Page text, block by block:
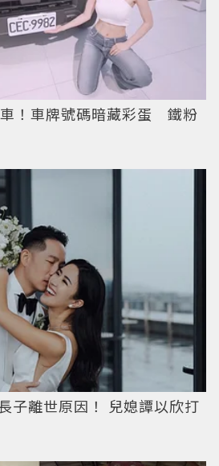
！車牌號碼暗藏彩蛋 鐵粉
子離世原因！ 兒媳譚以欣打